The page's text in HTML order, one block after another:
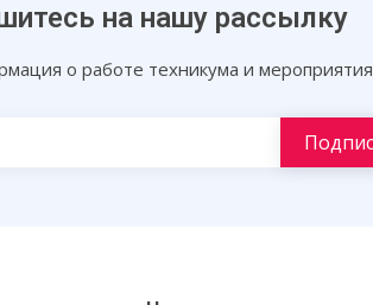
на нашу рассылку
о работе техникума и мероприятия